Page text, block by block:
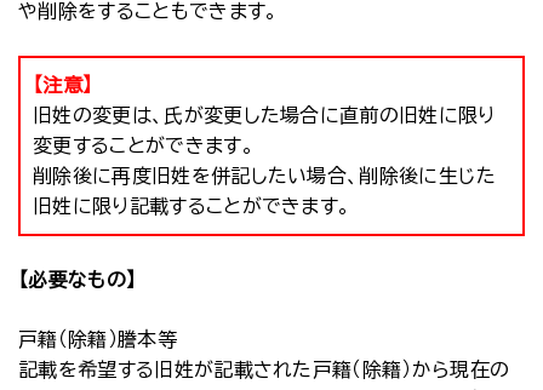
や削除をすることもできます。
【注意】
旧姓の変更は、氏が変更した場合に直前の旧姓に限り
変更することができます。
削除後に再度旧姓を併記したい場合、削除後に生じた
旧姓に限り記載することができます。
【必要なもの】
戸籍（除籍）謄本等
記載を希望する旧姓が記載された戸籍（除籍）から現在の